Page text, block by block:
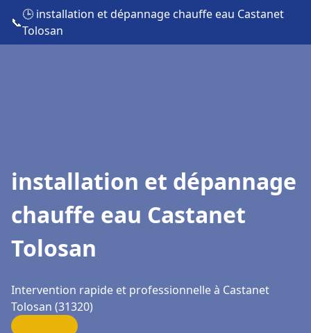
📞
🕒 installation et dépannage chauffe eau Castanet
Tolosan
installation et dépannage
chauffe eau Castanet
Tolosan
Intervention rapide et professionnelle à Castanet
Tolosan (31320)